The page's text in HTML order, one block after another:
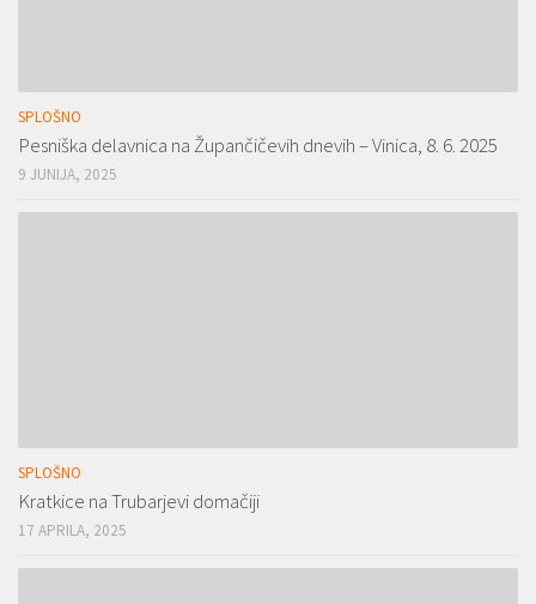
SPLOŠNO
Pesniška delavnica na Župančičevih dnevih – Vinica, 8. 6. 2025
9 JUNIJA, 2025
SPLOŠNO
Kratkice na Trubarjevi domačiji
17 APRILA, 2025